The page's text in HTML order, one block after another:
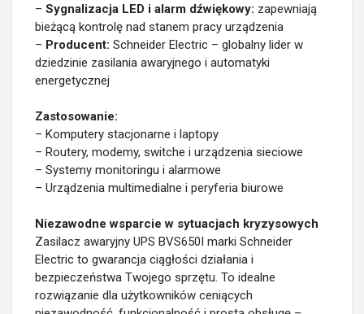
– Sygnalizacja LED i alarm dźwiękowy: zapewniają
bieżącą kontrolę nad stanem pracy urządzenia
– Producent: Schneider Electric – globalny lider w
dziedzinie zasilania awaryjnego i automatyki
energetycznej
Zastosowanie:
– Komputery stacjonarne i laptopy
– Routery, modemy, switche i urządzenia sieciowe
– Systemy monitoringu i alarmowe
– Urządzenia multimedialne i peryferia biurowe
Niezawodne wsparcie w sytuacjach kryzysowych
Zasilacz awaryjny UPS BVS650I marki Schneider
Electric to gwarancja ciągłości działania i
bezpieczeństwa Twojego sprzętu. To idealne
rozwiązanie dla użytkowników ceniących